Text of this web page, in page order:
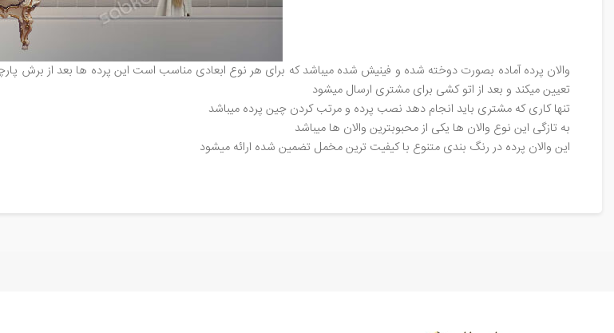
والان پرده آماده بصورت دوخته شده و فینیش شده میباشد که برای هر نوع ابعادی مناسب است این پرده ها بعد از برش
تعیین میکند و بعد از اتو کشی برای مشتری ارسال میشود
تنها کاری که مشتری باید انجام دهد نصب پرده و مرتب کردن چین پرده میباشد
به تازگی این نوع والان ها یکی از محبوبترین والان ها میباشد
این والان پرده در رنگ بندی متنوع با کیفیت ترین مخمل تضمین شده ارائه میشود